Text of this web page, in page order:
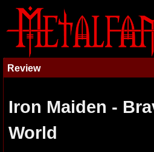
Review
Iron Maiden -
World